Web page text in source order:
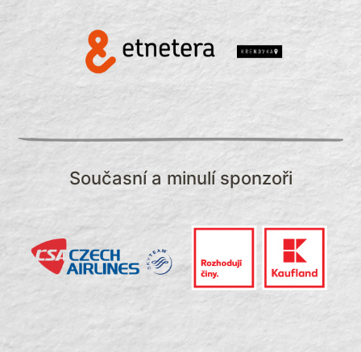
Současní a minulí sponzoři